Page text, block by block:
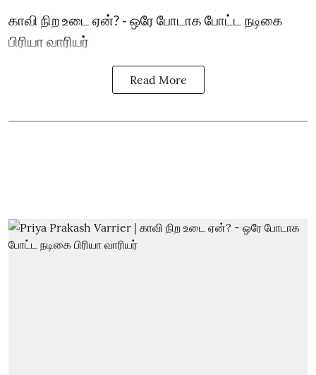
காவி நிற உடை ஏன்? - ஒரே போடாக போட்ட நடிகை
பிரியா வாரியர்
Read More